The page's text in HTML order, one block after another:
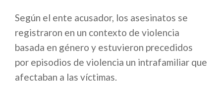
Según el ente acusador, los asesinatos se
registraron en un contexto de violencia
basada en género y estuvieron precedidos
por episodios de violencia un intrafamiliar que
afectaban a las víctimas.